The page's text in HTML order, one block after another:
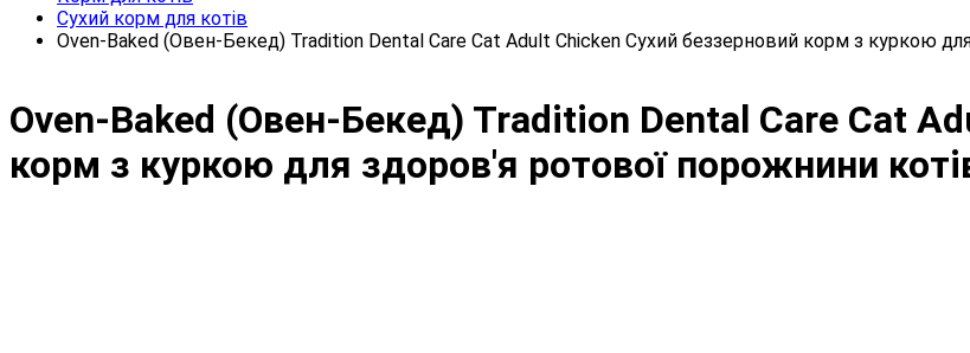
Сухий корм для котів
Oven-Baked (Овен-Бекед) Tradition Dental Care Cat Adult Chicken Сухий беззерновий корм з куркою
Oven-Baked (Овен-Бекед) Tradition Dental Care Cat
корм з куркою для здоров'я ротової порожнини